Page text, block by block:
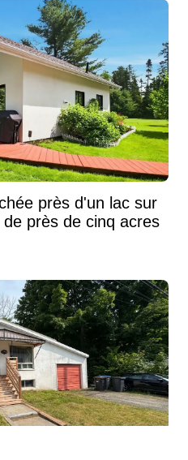
près d'un lac sur
près de cinq acres